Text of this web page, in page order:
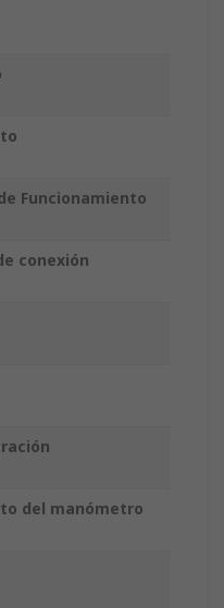
Funcionamiento
conexión
del manómetro